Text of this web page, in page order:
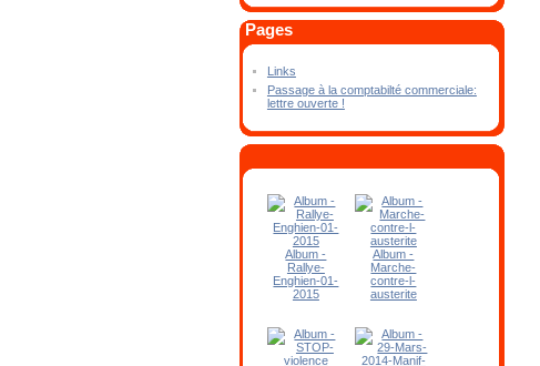
Pages
Links
Passage à la comptabilté commerciale:
lettre ouverte !
Album -
Rallye-
Enghien-01-
2015
Album -
Marche-
contre-l-
austerite